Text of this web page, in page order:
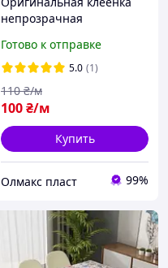
непрозрачная
Готово к отправке
5.0 (1)
100₴/м
110 ₴/м
Купить
Олмакс пласт 99%